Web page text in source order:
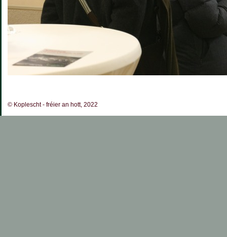
© Koplescht - fréier an hott, 2022